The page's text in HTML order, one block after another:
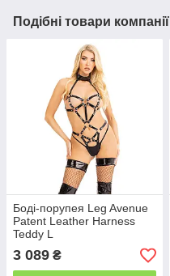
Подібні товари компанії
Боді-порупея Leg Avenue
Patent Leather Harness
Teddy L
3 089 ₴